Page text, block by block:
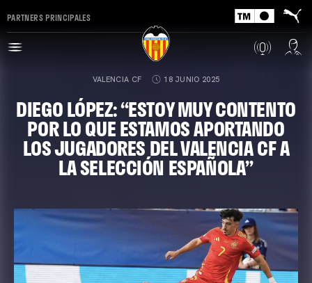
PARTNERS PRINCIPALES
VALENCIA CF 18 JUNIO 2025
DIEGO LÓPEZ: “ESTOY MUY CONTENTO
POR LO QUE ESTAMOS APORTANDO
LOS JUGADORES DEL VALENCIA CF A
LA SELECCIÓN ESPAÑOLA”